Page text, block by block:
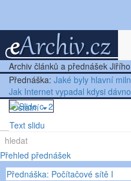
Nejnovější články
Další články
Přednášky
Ostatní
Archiv článků a přednášek
Přednáška: Jaké byly hlavní
Jak Internet vypadal kdysi
Text slidu
Přehled přednášek
Přednáška: Počítačové sítě I